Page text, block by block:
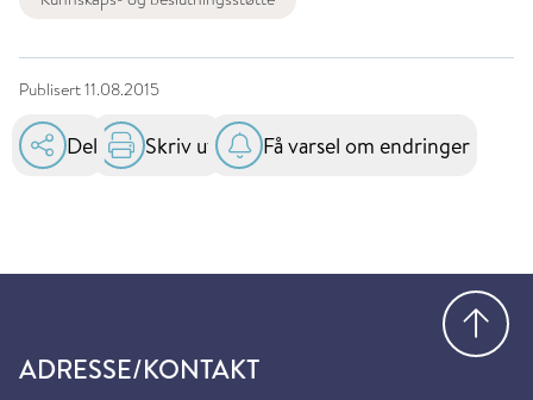
Publisert11.08.2015
Del Skriv ut Få varsel om endringer
ADRESSE/KONTAKT